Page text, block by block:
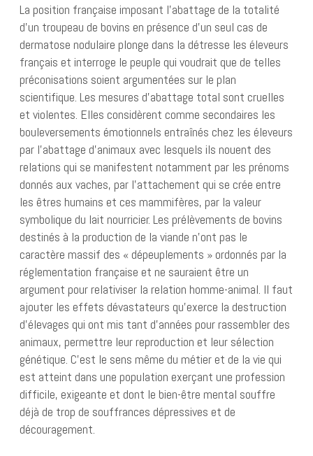
La position française imposant l’abattage de la totalité
d’un troupeau de bovins en présence d’un seul cas de
dermatose nodulaire plonge dans la détresse les éleveurs
français et interroge le peuple qui voudrait que de telles
préconisations soient argumentées sur le plan
scientifique. Les mesures d’abattage total sont cruelles
et violentes. Elles considèrent comme secondaires les
bouleversements émotionnels entraînés chez les éleveurs
par l’abattage d’animaux avec lesquels ils nouent des
relations qui se manifestent notamment par les prénoms
donnés aux vaches, par l’attachement qui se crée entre
les êtres humains et ces mammifères, par la valeur
symbolique du lait nourricier. Les prélèvements de bovins
destinés à la production de la viande n’ont pas le
caractère massif des « dépeuplements » ordonnés par la
réglementation française et ne sauraient être un
argument pour relativiser la relation homme-animal. Il faut
ajouter les effets dévastateurs qu’exerce la destruction
d’élevages qui ont mis tant d’années pour rassembler des
animaux, permettre leur reproduction et leur sélection
génétique. C’est le sens même du métier et de la vie qui
est atteint dans une population exerçant une profession
difficile, exigeante et dont le bien-être mental souffre
déjà de trop de souffrances dépressives et de
découragement.